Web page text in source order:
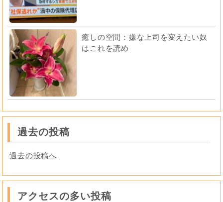
癒しの空間：嫌な上司を変えたい奴
はこれを読め
過去の投稿
過去の投稿へ
アクセスの多い投稿